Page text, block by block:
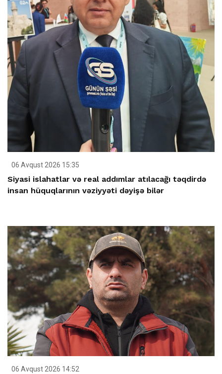
06 Avqust 2026 15:35
Siyasi islahatlar və real addımlar atılacağı təqdirdə
insan hüquqlarının vəziyyəti dəyişə bilər
06 Avqust 2026 14:52